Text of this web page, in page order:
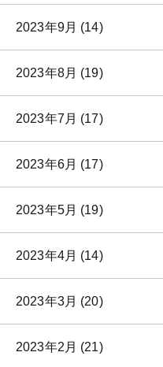
2023年9月 (14)
2023年8月 (19)
2023年7月 (17)
2023年6月 (17)
2023年5月 (19)
2023年4月 (14)
2023年3月 (20)
2023年2月 (21)